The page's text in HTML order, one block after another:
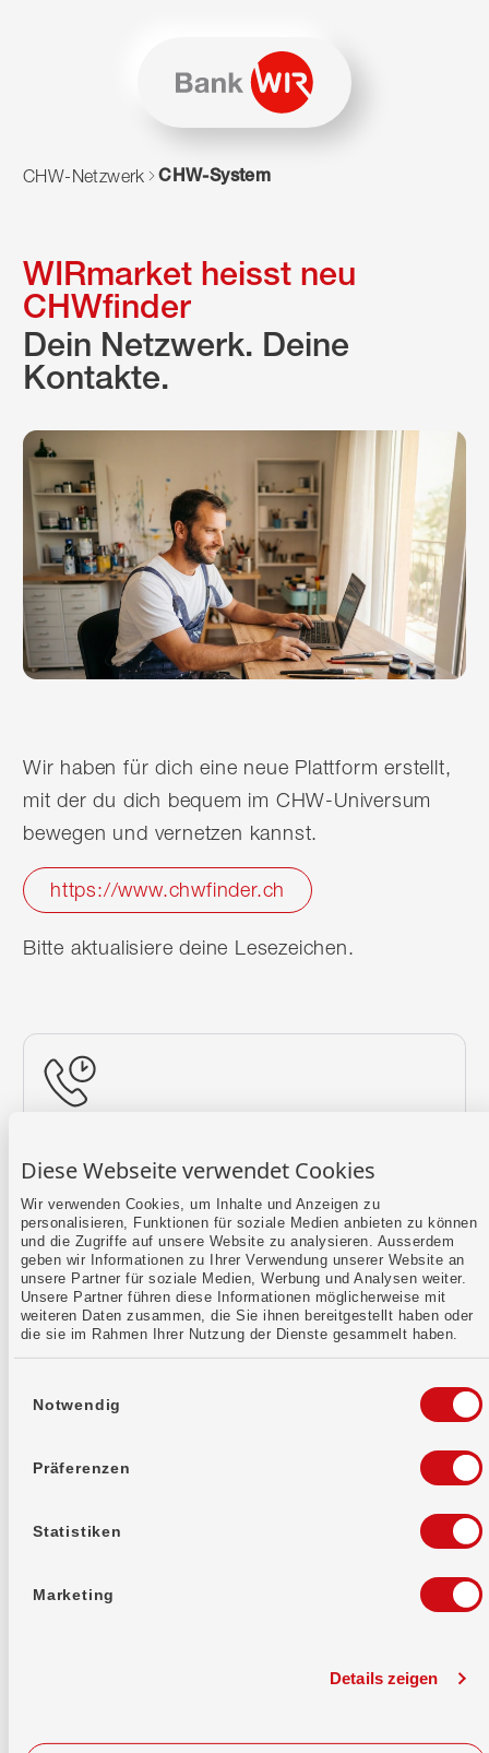
Diese Webseite verwendet Cookies
Wir verwenden Cookies, um Inhalte und Anzeigen zu
personalisieren, Funktionen für soziale Medien anbieten zu können
und die Zugriffe auf unsere Website zu analysieren. Ausserdem
geben wir Informationen zu Ihrer Verwendung unserer Website an
unsere Partner für soziale Medien, Werbung und Analysen weiter.
Unsere Partner führen diese Informationen möglicherweise mit
weiteren Daten zusammen, die Sie ihnen bereitgestellt haben oder
die sie im Rahmen Ihrer Nutzung der Dienste gesammelt haben.
Notwendig
Präferenzen
Statistiken
Marketing
Details zeigen
Zum Navigieren dieser Seite wird JavaScript benötigt.
CHW-Netzwerk CHW-System
WIRmarket heisst neu
CHWfinder
Dein Netzwerk. Deine
Kontakte.
Wir haben für dich eine neue Plattform erstellt,
mit der du dich bequem im CHW-Universum
bewegen und vernetzen kannst.
https://www.chwfinder.ch
Bitte aktualisiere deine Lesezeichen.
Mehr erfahren
Kontaktformular